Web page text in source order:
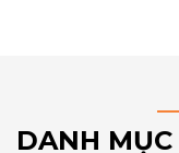
DANH